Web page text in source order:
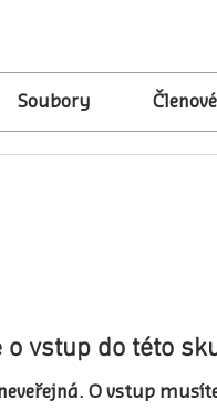
Soubory Členové
o vstup do této
O vstup